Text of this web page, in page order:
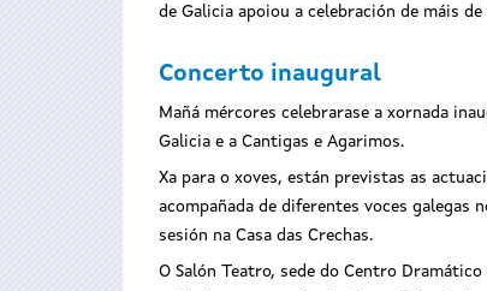
de Galicia apoiou a celebración de máis
Concerto inaugural
Mañá mércores celebrarase a xornada
Galicia e a Cantigas e Agarimos.
Xa para o xoves, están previstas as
acompañada de diferentes voces galegas
sesión na Casa das Crechas.
O Salón Teatro, sede do Centro